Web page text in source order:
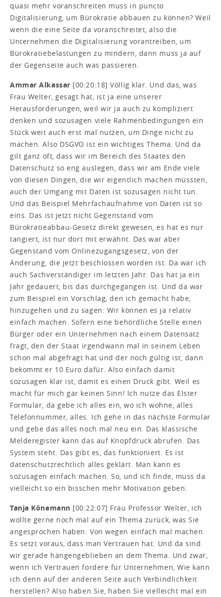
quasi mehr voranschreiten muss in puncto
Digitalisierung, um Bürokratie abbauen zu können? Weil
wenn die eine Seite da voranschreitet, also die
Unternehmen die Digitalisierung vorantreiben, um
Bürokratiebelastungen zu mindern, dann muss ja auf
der Gegenseite auch was passieren.
Ammar Alkassar [00:20:18] Völlig klar. Und das, was
Frau Welter, gesagt hat, ist ja eine unserer
Herausforderungen, weil wir ja auch zu kompliziert
denken und sozusagen viele Rahmenbedingungen ein
Stück weit auch erst mal nutzen, um Dinge nicht zu
machen. Also DSGVO ist ein wichtiges Thema. Und da
gilt ganz oft, dass wir im Bereich des Staates den
Datenschutz so eng auslegen, dass wir am Ende viele
von diesen Dingen, die wir eigentlich machen müssten,
auch der Umgang mit Daten ist sozusagen nicht tun.
Und das Beispiel Mehrfachaufnahme von Daten ist so
eins. Das ist jetzt nicht Gegenstand vom
Bürokratieabbau-Gesetz direkt gewesen, es hat es nur
tangiert, ist nur dort mit erwähnt. Das war aber
Gegenstand vom Onlinezugangsgesetz, von der
Änderung, die jetzt beschlossen worden ist. Da war ich
auch Sachverständiger im letzten Jahr. Das hat ja ein
Jahr gedauert, bis das durchgegangen ist. Und da war
zum Beispiel ein Vorschlag, den ich gemacht habe,
hinzugehen und zu sagen: Wir können es ja relativ
einfach machen. Sofern eine behördliche Stelle einen
Bürger oder ein Unternehmen nach einem Datensatz
fragt, den der Staat irgendwann mal in seinem Leben
schon mal abgefragt hat und der noch gültig ist, dann
bekommt er 10 Euro dafür. Also einfach damit
sozusagen klar ist, damit es einen Druck gibt. Weil es
macht für mich gar keinen Sinn! Ich nutze das Elster
Formular, da gebe ich alles ein, wo ich wohne, alles
Telefonnummer, alles. Ich gehe in das nächste Formular
und gebe das alles noch mal neu ein. Das klassische
Melderegister kann das auf Knopfdruck abrufen. Das
System steht. Das gibt es, das funktioniert. Es ist
datenschutzrechtlich alles geklärt. Man kann es
sozusagen einfach machen. So, und ich finde, muss da
vielleicht so ein bisschen mehr Motivation geben.
Tanja Könemann [00:22:07] Frau Professor Welter, ich
wollte gerne noch mal auf ein Thema zurück, was Sie
angesprochen haben. Von wegen einfach mal machen.
Es setzt voraus, dass man Vertrauen hat. Und da sind
wir gerade hängengeblieben an dem Thema. Und zwar,
wenn ich Vertrauen fordere für Unternehmen, Wie kann
ich denn auf der anderen Seite auch Verbindlichkeit
herstellen? Also haben Sie, haben Sie vielleicht mal ein